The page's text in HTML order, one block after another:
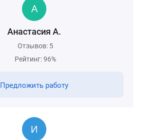
Анастасия А.
Отзывов: 5
Рейтинг: 96%
Предложить работу